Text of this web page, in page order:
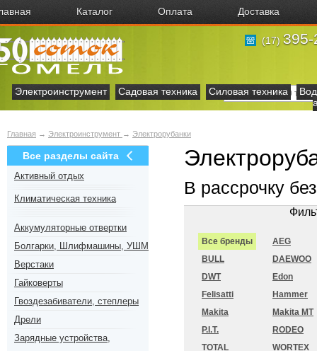
Каталог Оплата Доставка
(17) 395-
Электроинструмент Садовая техника Силовая техника
Главная → Электроинструмент → Электрорубанки
Все разделы сайта
Активный отдых
Климатическая техника
Аккумуляторные отвертки
Болгарки, Шлифмашины, УШМ
Верстаки
Гайковерты
Гвоздезабиватели, степлеры
Дрели
Зарядные устройства,
В рассрочку
Все бренды
AEG
BULL
DAEWOO
DWT
Edon
Felisatti
Hammer
Makita
Makita MT
P.I.T.
RODEO
TOTAL
WORTEX